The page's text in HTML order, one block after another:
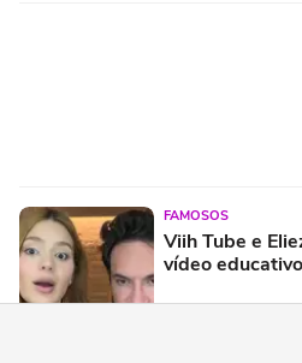
FAMOSOS
Viih Tube e
vídeo